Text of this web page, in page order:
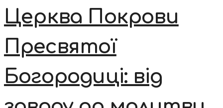
Церква Покрови
Пресвятої
Богородиці: від